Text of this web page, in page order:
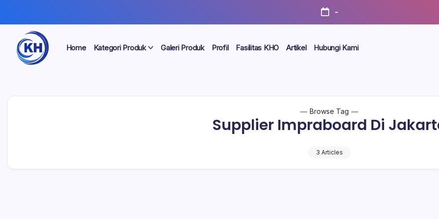
-
Home Kategori Produk Galeri Produk Profil Fasilitas KHO Artikel Hubungi Kami
Browse Tag
Supplier Impraboard Di
3 Articles